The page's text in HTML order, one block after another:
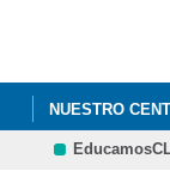
NUESTRO
SERVICIOS